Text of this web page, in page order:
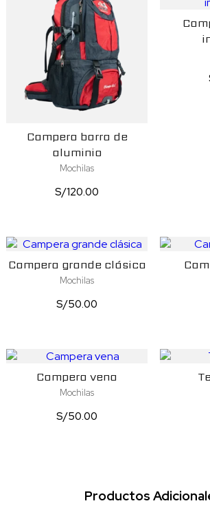
Campera barra de
aluminio
Mochilas
S/120.00
Campera grande clásica
Mochilas
S/50.00
Campera vena
Mochilas
S/50.00
Productos